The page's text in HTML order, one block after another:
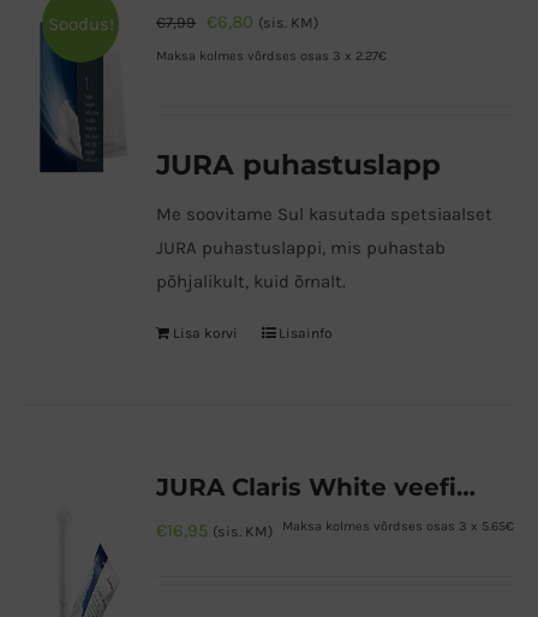
Soodus! €7,99 Algne
hind
€6,80 Praegune
hind
(sis. KM)
Maksa kolmes võrdses osas 3 x 2.27€
JURA puhastuslapp
Me soovitame Sul kasutada spetsiaalset
JURA puhastuslappi, mis puhastab
põhjalikult, kuid õrnalt.
Lisa korvi Lisainfo
JURA Claris White veefilter 1tk
€16,95 (sis. KM) Maksa kolmes võrdses osas 3 x 5.65€